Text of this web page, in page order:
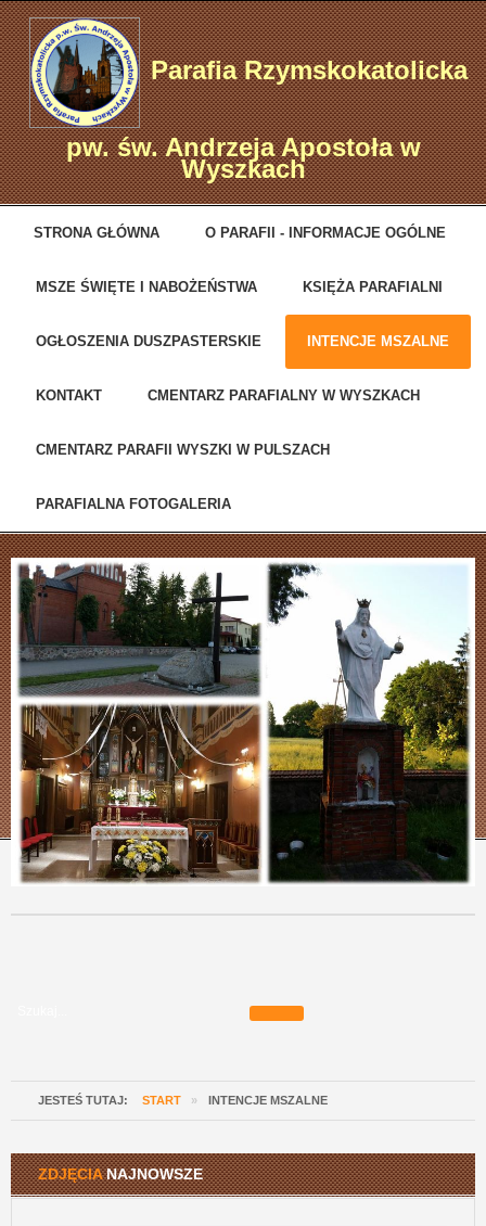
Parafia Rzymskokatolicka
pw. św. Andrzeja Apostoła w
Wyszkach
STRONA GŁÓWNA O PARAFII - INFORMACJE OGÓLNE
MSZE ŚWIĘTE I NABOŻEŃSTWA KSIĘŻA PARAFIALNI
OGŁOSZENIA DUSZPASTERSKIE INTENCJE MSZALNE
KONTAKT CMENTARZ PARAFIALNY W WYSZKACH
CMENTARZ PARAFII WYSZKI W PULSZACH
PARAFIALNA FOTOGALERIA
JESTEŚ TUTAJ: START » INTENCJE MSZALNE
ZDJĘCIANAJNOWSZE